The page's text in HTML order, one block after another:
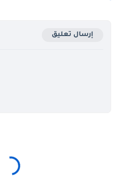
إرسال تعليق